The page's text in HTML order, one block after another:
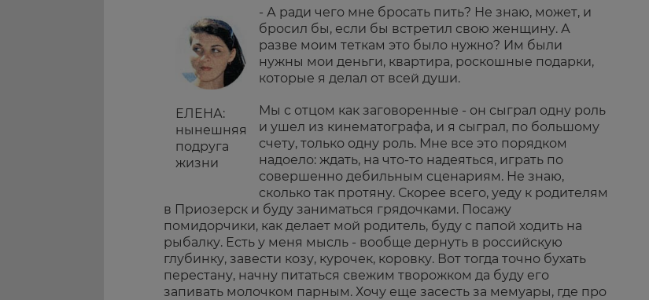
ЕЛЕНА:
нынешняя
подруга
жизни
- А ради чего мне бросать пить? Не знаю, может, и
бросил бы, если бы встретил свою женщину. А
разве моим теткам это было нужно? Им были
нужны мои деньги, квартира, роскошные подарки,
которые я делал от всей души.
Мы с отцом как заговоренные - он сыграл одну роль
и ушел из кинематографа, и я сыграл, по большому
счету, только одну роль. Мне все это порядком
надоело: ждать, на что-то надеяться, играть по
совершенно дебильным сценариям. Не знаю,
сколько так протяну. Скорее всего, уеду к родителям
в Приозерск и буду заниматься грядочками. Посажу
помидорчики, как делает мой родитель, буду с папой ходить на
рыбалку. Есть у меня мысль - вообще дернуть в российскую
глубинку, завести козу, курочек, коровку. Вот тогда точно бухать
перестану, начну питаться свежим творожком да буду его
запивать молочком парным. Хочу еще засесть за мемуары, где про